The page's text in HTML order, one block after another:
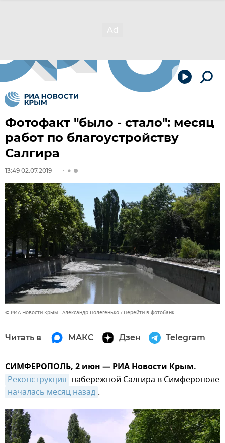
Фотофакт "было - стало": месяц
работ по благоустройству
Салгира
13:49 02.07.2019
© РИА Новости Крым . Александр Полегенько Перейти в фотобанк
Читать в МАКС Дзен Telegram
СИМФЕРОПОЛЬ, 2 июн — РИА Новости Крым.
Реконструкция набережной Салгира в Симферополе
началась месяц назад .